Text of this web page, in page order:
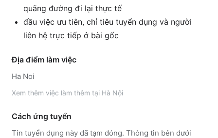
quãng đường đi lại thực tế
đầu việc ưu tiên, chỉ tiêu tuyển dụng và người
liên hệ trực tiếp ở bài gốc
Địa điểm làm việc
Ha Noi
Xem thêm việc làm thêm tại Hà Nội
Cách ứng tuyển
Tin tuyển dụng này đã tạm đóng. Thông tin bên dưới